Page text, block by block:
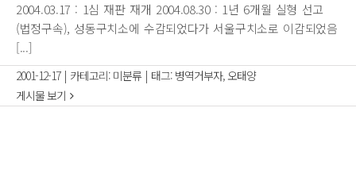
2004.03.17 : 1심 재판 재개 2004.08.30 : 1년 6개월 실형 선고
(법정구속), 성동구치소에 수감되었다가 서울구치소로 이감되었음
[...]
2001-12-17 | 카테고리: 미분류 | 태그: 병역거부자, 오태양
게시물 보기